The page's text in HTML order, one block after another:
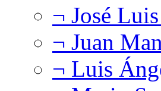
¬ José
¬ Juan
¬ Luis